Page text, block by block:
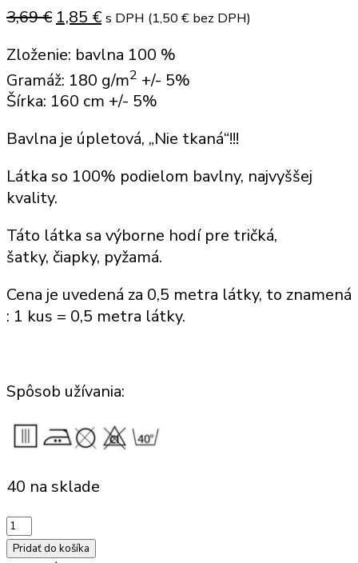
3,69€ Original
was:
3,69 €.
1,85 €Current
is:
1,85 €.
s DPH (1,50 € bez DPH)
Zloženie: bavlna 100 %
Gramáž: 180 g/m2 +/- 5%
Šírka: 160 cm +/- 5%
Bavlna je úpletová, „Nie tkaná“!!!
Látka so 100% podielom bavlny, najvyššej
kvality.
Táto látka sa výborne hodí pre tričká,
šatky, čiapky, pyžamá.
Cena je uvedená za 0,5 metra látky, to znamená
: 1 kus = 0,5 metra látky.
Spôsob užívania:
40 na sklade
množstvo
100
Pridať do košíka